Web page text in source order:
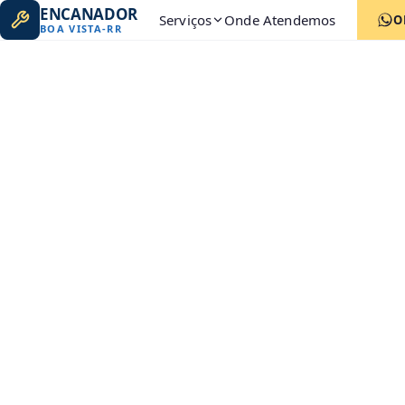
ENCANADOR
BOA VISTA-RR Serviços Onde Atendemos